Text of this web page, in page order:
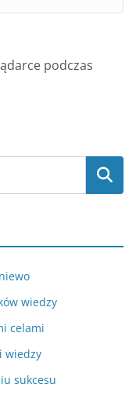
podczas
Szukaj
wiedzy
celami
wiedzy
sukcesu